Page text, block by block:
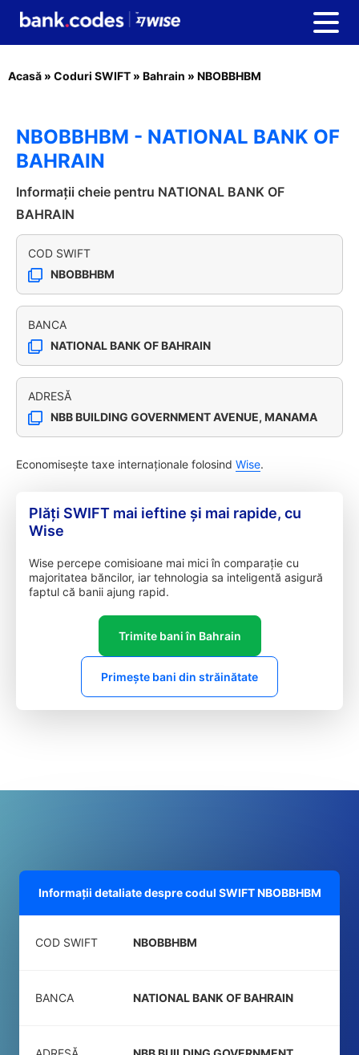
Acasă » Coduri SWIFT » Bahrain » NBOBBHBM
NBOBBHBM - NATIONAL BANK OF
BAHRAIN
Informații cheie pentru NATIONAL BANK OF
BAHRAIN
COD SWIFT
NBOBBHBM
BANCA
NATIONAL BANK OF BAHRAIN
ADRESĂ
NBB BUILDING GOVERNMENT AVENUE, MANAMA
Economisește taxe internaționale folosind Wise.
Plăți SWIFT mai ieftine și mai rapide, cu
Wise
Wise percepe comisioane mai mici în comparație cu
majoritatea băncilor, iar tehnologia sa inteligentă asigură
faptul că banii ajung rapid.
Trimite bani în Bahrain
Primește bani din străinătate
Informații detaliate despre codul SWIFTNBOBBHBM
COD SWIFT NBOBBHBM
BANCA NATIONAL BANK OF BAHRAIN